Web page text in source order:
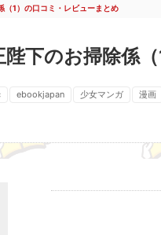
（1）の口コミ・レビューまとめ
陛下のお掃除係
ebookjapan 少女マンガ 漫画